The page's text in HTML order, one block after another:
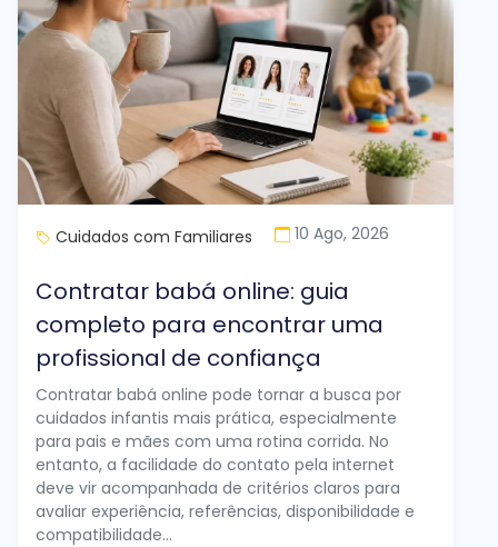
Cuidados com Familiares 10 Ago, 2026
Contratar babá online: guia
completo para encontrar uma
profissional de confiança
Contratar babá online pode tornar a busca por
cuidados infantis mais prática, especialmente
para pais e mães com uma rotina corrida. No
entanto, a facilidade do contato pela internet
deve vir acompanhada de critérios claros para
avaliar experiência, referências, disponibilidade e
compatibilidade...